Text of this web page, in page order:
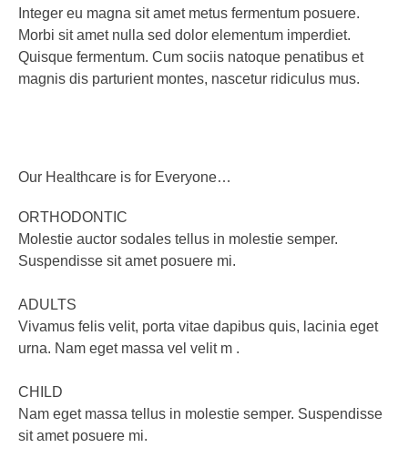
Integer eu magna sit amet metus fermentum posuere.
Morbi sit amet nulla sed dolor elementum imperdiet.
Quisque fermentum. Cum sociis natoque penatibus et
magnis dis parturient montes, nascetur ridiculus mus.
Our Healthcare is for Everyone…
ORTHODONTIC
Molestie auctor sodales tellus in molestie semper.
Suspendisse sit amet posuere mi.
ADULTS
Vivamus felis velit, porta vitae dapibus quis, lacinia eget
urna. Nam eget massa vel velit m .
CHILD
Nam eget massa tellus in molestie semper. Suspendisse
sit amet posuere mi.